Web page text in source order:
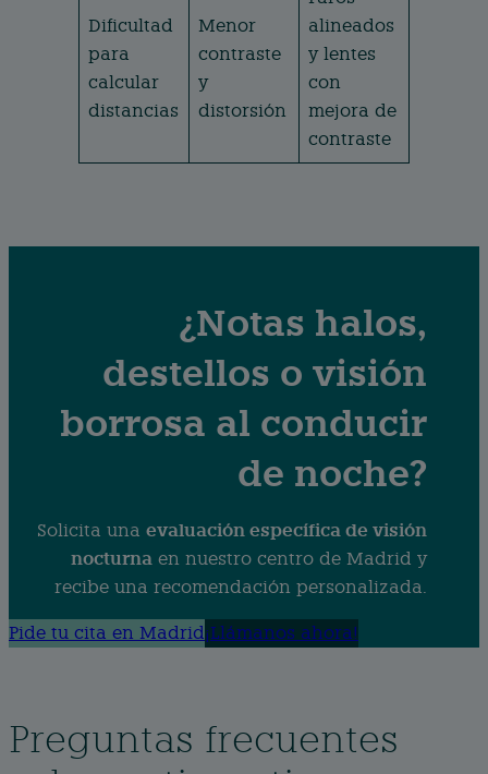
Dificultad
para
calcular
distancias
Menor
contraste
y
distorsión
alineados
y lentes
con
mejora de
contraste
¿Notas halos,
destellos o visión
borrosa al conducir
de noche?
Solicita una evaluación específica de visión
nocturna en nuestro centro de Madrid y
recibe una recomendación personalizada.
Pide tu cita en Madrid¡Llámanos ahora!
Preguntas frecuentes